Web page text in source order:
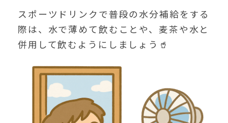
スポーツドリンクで普段の水分補給をする
際は、水で薄めて飲むことや、麦茶や水と
併用して飲むようにしましょう🥤